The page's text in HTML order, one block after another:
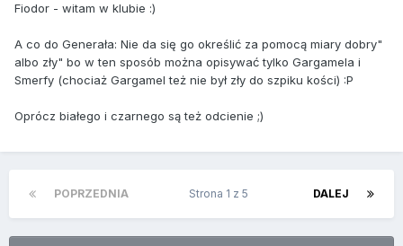
Fiodor - witam w klubie :)
A co do Generała: Nie da się go określić za pomocą miary dobry"
albo zły" bo w ten sposób można opisywać tylko Gargamela i
Smerfy (chociaż Gargamel też nie był zły do szpiku kości) :P
Oprócz białego i czarnego są też odcienie ;)
POPRZEDNIA DALEJ
Strona 1 z 5